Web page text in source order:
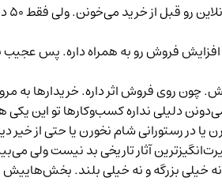
سال
می‌شن یه محصول فروشش رو شروع کنه. تحقیقات می‌گن هر ستاره‌ که اضافه می‌شه ۵ تا ۹
روی فروش اثر داره. خریدارها به
می‌دونن دلیلی نداره کسب‌وکارها تو این
در رستورانی شام نخورن یا حتی از خیر
آثار تاریخی بد نیست ولی
خیلی بزرگه و نه خیلی بلند.